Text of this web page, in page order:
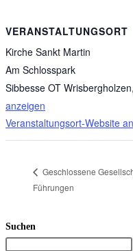
VERANSTALTUNGSORT
Kirche Sankt Martin
Am Schlosspark
Sibbesse OT Wrisbergholzen,
anzeigen
Veranstaltungsort-Website
Geschlossene
Führungen
Suchen